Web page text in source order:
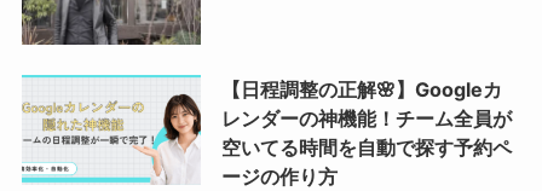
【日程調整の正解🌸】Googleカ
レンダーの神機能！チーム全員が
空いてる時間を自動で探す予約ペ
ージの作り方